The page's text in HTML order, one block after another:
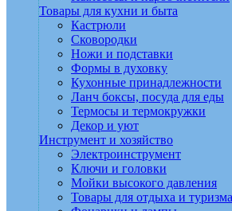
Товары для кухни и быта
Кастрюли
Сковородки
Ножи и подставки
Формы в духовку
Кухонные принадлежности
Ланч боксы, посуда для еды
Термосы и термокружки
Декор и уют
Инструмент и хозяйство
Электроинструмент
Ключи и головки
Мойки высокого давления
Товары для отдыха и туризма